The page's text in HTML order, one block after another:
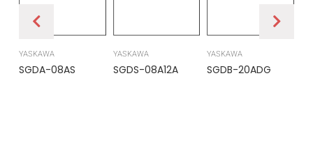
YASKAWA
SGDA-08AS
YASKAWA
SGDS-08A12A
YASKAWA
SGDB-20ADG